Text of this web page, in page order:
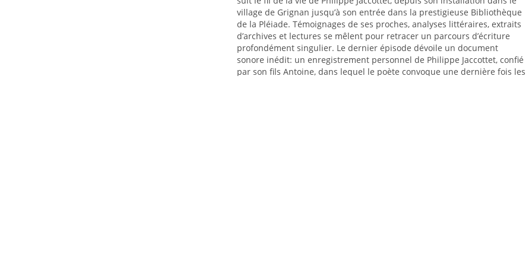
village de Grignan jusqu’à son entrée dans la prestigieuse Bibliothèque
de la Pléiade. Témoignages de ses proches, analyses littéraires, extraits
d’archives et lectures se mêlent pour retracer un parcours d’écriture
profondément singulier. Le dernier épisode dévoile un document
sonore inédit: un enregistrement personnel de Philippe Jaccottet, confié
par son fils Antoine, dans lequel le poète convoque une dernière fois les